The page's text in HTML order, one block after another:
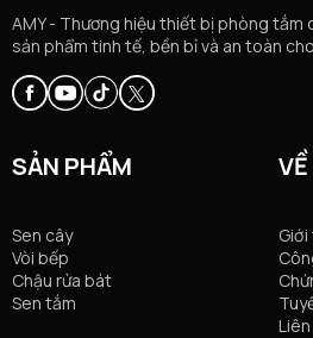
AMY - Thương hiệu thiết bị phòng tắm
sản phẩm tinh tế, bền bỉ và an toàn
SẢN PHẨM
Sen cây
Vòi bếp
Chậu rửa bát
Sen tắm